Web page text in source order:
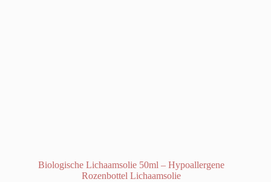
Biologische Lichaamsolie 50ml – Hypoallergene
Rozenbottel Lichaamsolie